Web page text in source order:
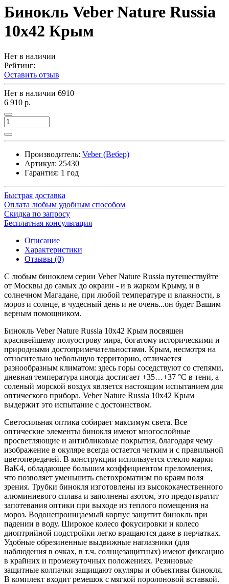
Бинокль Veber Nature Russia
10x42 Крым
Нет в наличии
Рейтинг:
Оставить отзыв
Нет в наличии 6910
6 910 р.
Производитель: Veber (Вебер)
Артикул: 25430
Гарантия: 1 год
Быстрая доставка
Оплата любым удобным способом
Скидка по запросу
Бесплатная консультация
Описание
Характеристики
Отзывы (0)
С любым биноклем серии Veber Nature Russia путешествуйте
от Москвы до самых до окраин - и в жарком Крыму, и в
солнечном Магадане, при любой температуре и влажности, в
мороз и солнце, в чудесный день и не очень...он будет Вашим
верным помощником.
Бинокль Veber Nature Russia 10x42 Крым посвящен
красивейшему полуострову мира, богатому историческими и
природными достопримечательностями. Крым, несмотря на
относительно небольшую территорию, отличается
разнообразным климатом: здесь горы соседствуют со степями,
дневная температура иногда достигает +35…+37 °C в тени, а
соленый морской воздух является настоящим испытанием для
оптического прибора. Veber Nature Russia 10x42 Крым
выдержит это испытание с достоинством.
Светосильная оптика собирает максимум света. Все
оптические элементы бинокля имеют многослойные
просветляющие и антибликовые покрытия, благодаря чему
изображение в окуляре всегда остается четким и с правильной
цветопередачей. В конструкции используется стекло марки
BaK4, обладающее большим коэффициентом преломления,
что позволяет уменьшить светохроматизм по краям поля
зрения. Трубки бинокля изготовлены из высококачественного
алюминиевого сплава и заполнены азотом, это предотвратит
запотевания оптики при выходе из теплого помещения на
мороз. Водонепроницаемый корпус защитит бинокль при
падении в воду. Широкое колесо фокусировки и колесо
диоптрийной подстройки легко вращаются даже в перчатках.
Удобные обрезиненные выдвижные наглазники (для
наблюдения в очках, в т.ч. солнцезащитных) имеют фиксацию
в крайних и промежуточных положениях. Резиновые
защитные колпачки защищают окуляры и объективы бинокля.
В комплект входит ремешок с мягкой поролоновой вставкой.